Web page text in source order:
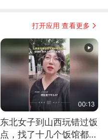
打开应用 查看更多
00:13
东北女子到山西玩错过饭
点，找了十几个饭馆都没